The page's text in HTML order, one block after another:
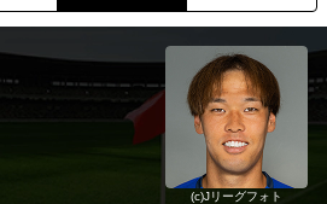
(c)Jリーグフォト